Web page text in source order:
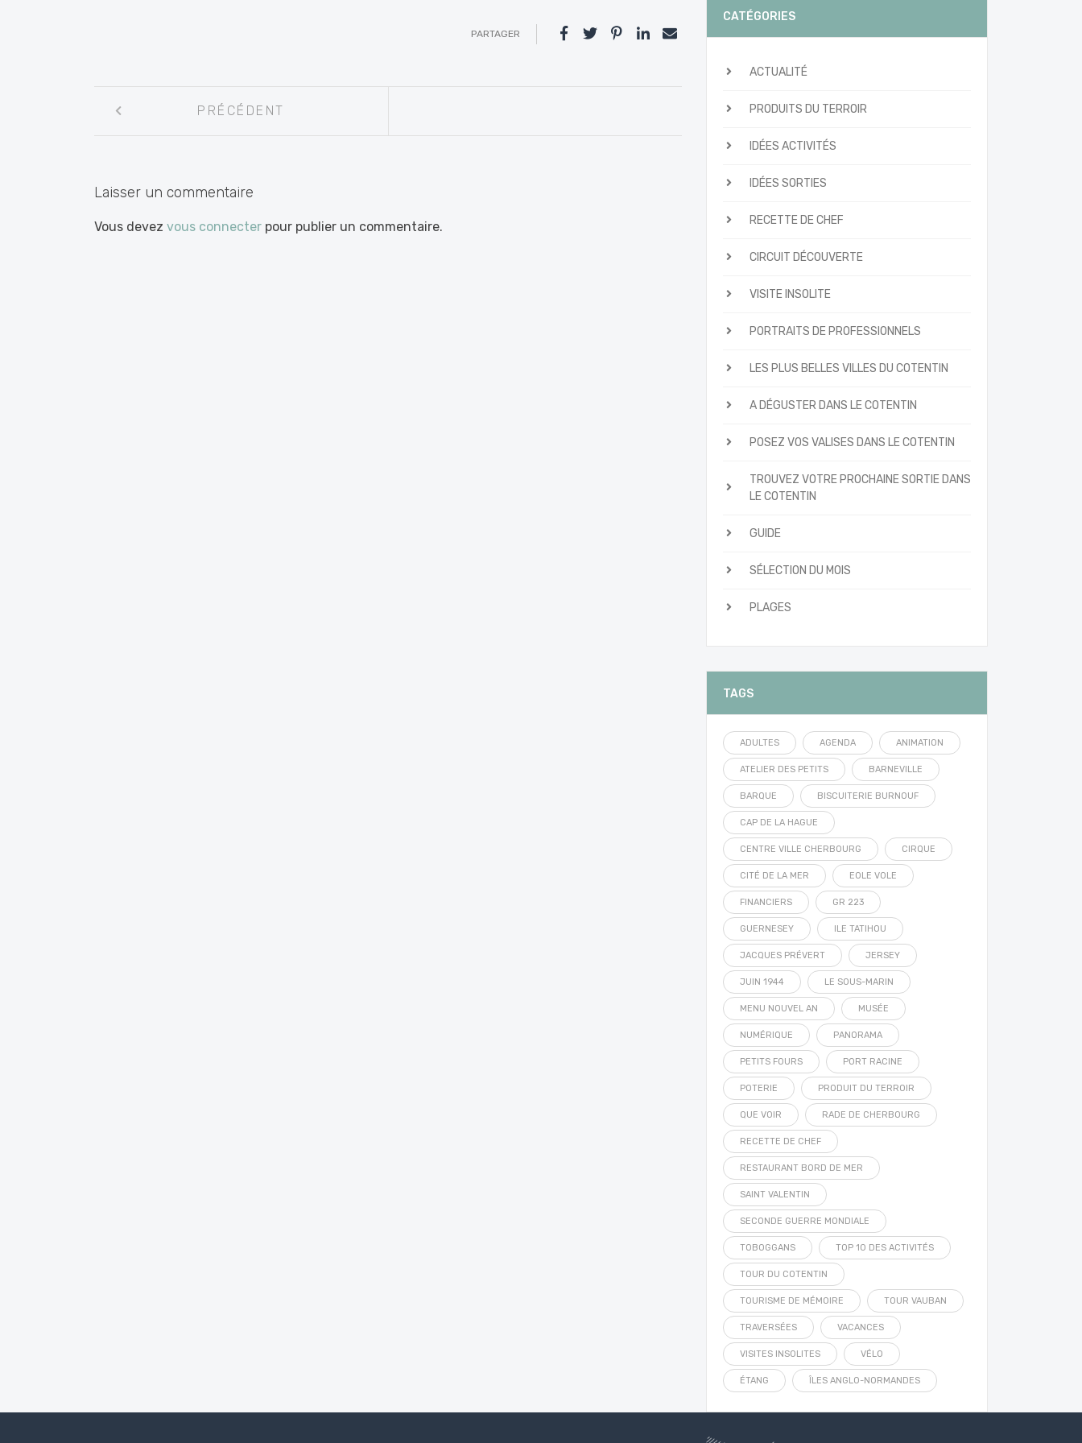
PARTAGER
entre
PRÉCÉDENT
Laisser un commentaire
Vous devez vous connecter pour publier un commentaire.
CATÉGORIES
ACTUALITÉ
PRODUITS DU TERROIR
IDÉES ACTIVITÉS
IDÉES SORTIES
RECETTE DE CHEF
CIRCUIT DÉCOUVERTE
VISITE INSOLITE
PORTRAITS DE PROFESSIONNELS
LES PLUS BELLES VILLES DU COTENTIN
A DÉGUSTER DANS LE COTENTIN
POSEZ VOS VALISES DANS LE COTENTIN
TROUVEZ VOTRE PROCHAINE SORTIE DANS
LE COTENTIN
GUIDE
SÉLECTION DU MOIS
PLAGES
TAGS
ADULTES AGENDA ANIMATION
ATELIER DES PETITS BARNEVILLE
BARQUE BISCUITERIE BURNOUF
CAP DE LA HAGUE
CENTRE VILLE CHERBOURG CIRQUE
CITÉ DE LA MER EOLE VOLE
FINANCIERS GR 223
GUERNESEY ILE TATIHOU
JACQUES PRÉVERT JERSEY
JUIN 1944 LE SOUS-MARIN
MENU NOUVEL AN MUSÉE
NUMÉRIQUE PANORAMA
PETITS FOURS PORT RACINE
POTERIE PRODUIT DU TERROIR
QUE VOIR RADE DE CHERBOURG
RECETTE DE CHEF
RESTAURANT BORD DE MER
SAINT VALENTIN
SECONDE GUERRE MONDIALE
TOBOGGANS TOP 10 DES ACTIVITÉS
TOUR DU COTENTIN
TOURISME DE MÉMOIRE TOUR VAUBAN
TRAVERSÉES VACANCES
VISITES INSOLITES VÉLO
ÉTANG ÎLES ANGLO-NORMANDES